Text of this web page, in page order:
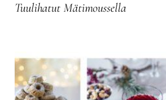
Tuulihatut Mätimoussella